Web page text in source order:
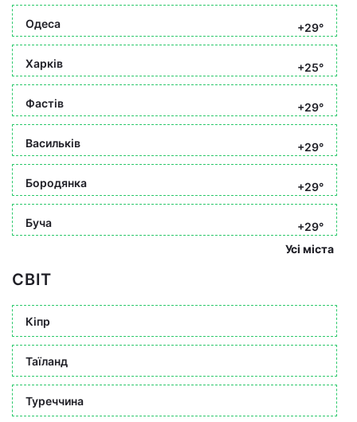
Одеса +29°
Харків +25°
Фастів +29°
Васильків +29°
Бородянка +29°
Буча
+29°
Усі міста
СВІТ
Кіпр
Таїланд
Туреччина